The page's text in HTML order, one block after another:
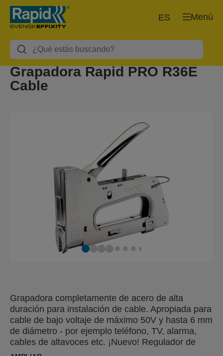
Menú
ES
Grapadora Rapid PRO R36E
Cable
Grapadora completamente de acero de alta
duración para instalación de cable. Apropiada para
cable de bajo voltaje de máximo 50V y hasta 6 mm
de diámetro - por ejemplo teléfono, TV, alarma,
cables de altavoces etc. ¡Nuevo! Regulador de
fuerzo de 3 posiciones patentado desarrollado con